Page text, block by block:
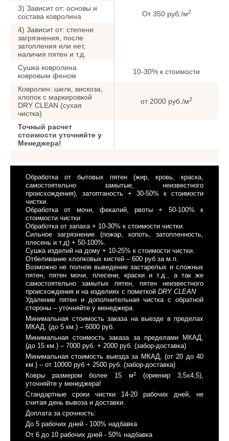
От 350 руб./м2
3) Зависит от: основы и
состава ковролина
4) Зависит от: степени
загрязнения, после
затопления или нет,
наличия пятен и т.д.
Сушка ковролина
ковровым феном
10-30% к стоимости
Ковролин: шелк, вискоза,
хлопок с маркировкой
DRY CLEAN (сухая
чистка)
от 2000 руб./м2
Точный расчет
стоимости уточняйте у
Менеджера!
Обработка от бытовых пятен (жир, кровь, краска,
самостоятельно замытые, неизвестного
происхождения), затоптаность + 30-50% к стоимости
чистки.
Обработка от мочи, фекалий, рвоты + 50-100% к
стоимости чистки
Обработка от запаха + 10-30% к стоимости чистки.
Сильное загрязнение (пожар, копоть, затопленность,
плесень и т.д) + 50-100%.
Сушка изделий на дому + 10-25% к стоимости чистки.
Отбеливание хлопковых кистей – 600 руб за м.п.
Возможно не полное выведение застарелых и сложных
пятен, пятен мочи, плесени, краски и т.д., а так же
самостоятельно замытых пятен, пятен неизвестного
происхождения и на изделиях с пометкой DRY CLEAN
Удаление пятен и дополнительная чистка с обратной
стороны – уточняйте у менеджера.
Минимальная стоимость заказа на выезде в пределах
МКАД, (до 5 км.) – 6000 руб.
Минимальная стоимость заказа за пределами МКАД,
(до 15 км.) – 7000 руб. + 2000 руб. (забор-доставка)
Минимальная стоимость выезда за МКАД, (от 20 до 40
км.) – от 10000 руб + 2500 руб. (забор-доставка)
Ковры размером более 15 м2
(ориенир 3,5x4,5),
уточняйте у менеджера!
Стандартные сроки чистки 14-20 рабочих дней, не
считая день вывоза и доставки.
Доплата за срочность:
До 5 рабочих дней - 100% надбавка
От 6 до 10 рабочих дней - 50% надбавка